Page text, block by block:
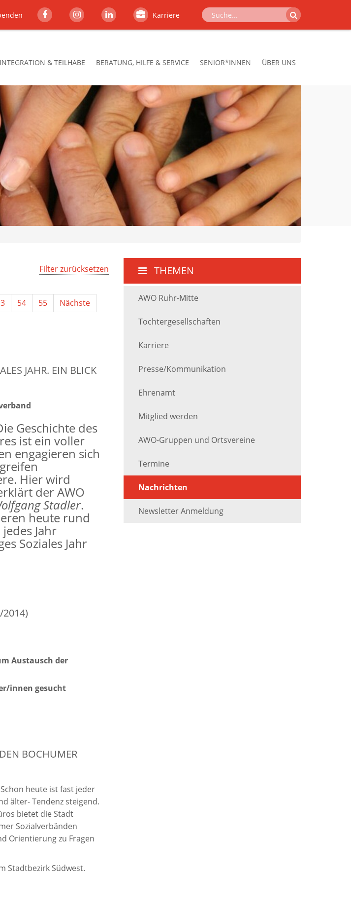
Karriere
INTEGRATION & TEILHABE BERATUNG, HILFE & SERVICE SENIOR*INNEN ÜBER UNS
Filter zurücksetzen
54 55
Nächste
JAHR. EIN BLICK
Geschichte des
ist ein voller
engagieren sich
Hier wird
der AWO
Stadler.
heute rund
Jahr
Soziales Jahr
2014)
Austausch der
innen gesucht
BOCHUMER
heute ist fast jeder
älter- Tendenz steigend.
bietet die Stadt
Sozialverbänden
Orientierung zu Fragen
Stadtbezirk Südwest.
THEMEN
AWO Ruhr-Mitte
Tochtergesellschaften
Karriere
Presse/Kommunikation
Ehrenamt
Mitglied werden
AWO-Gruppen und Ortsvereine
Termine
Nachrichten
Newsletter Anmeldung